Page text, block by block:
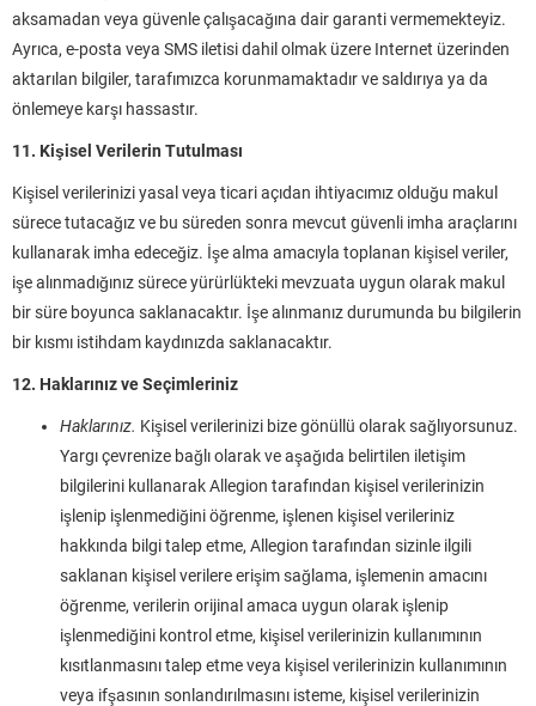
aksamadan veya güvenle çalışacağına dair garanti vermemekteyiz.
Ayrıca, e-posta veya SMS iletisi dahil olmak üzere Internet üzerinden
aktarılan bilgiler, tarafımızca korunmamaktadır ve saldırıya ya da
önlemeye karşı hassastır.
11. Kişisel Verilerin Tutulması
Kişisel verilerinizi yasal veya ticari açıdan ihtiyacımız olduğu makul
sürece tutacağız ve bu süreden sonra mevcut güvenli imha araçlarını
kullanarak imha edeceğiz. İşe alma amacıyla toplanan kişisel veriler,
işe alınmadığınız sürece yürürlükteki mevzuata uygun olarak makul
bir süre boyunca saklanacaktır. İşe alınmanız durumunda bu bilgilerin
bir kısmı istihdam kaydınızda saklanacaktır.
12. Haklarınız ve Seçimleriniz
Haklarınız. Kişisel verilerinizi bize gönüllü olarak sağlıyorsunuz.
Yargı çevrenize bağlı olarak ve aşağıda belirtilen iletişim
bilgilerini kullanarak Allegion tarafından kişisel verilerinizin
işlenip işlenmediğini öğrenme, işlenen kişisel verileriniz
hakkında bilgi talep etme, Allegion tarafından sizinle ilgili
saklanan kişisel verilere erişim sağlama, işlemenin amacını
öğrenme, verilerin orijinal amaca uygun olarak işlenip
işlenmediğini kontrol etme, kişisel verilerinizin kullanımının
kısıtlanmasını talep etme veya kişisel verilerinizin kullanımının
veya ifşasının sonlandırılmasını isteme, kişisel verilerinizin